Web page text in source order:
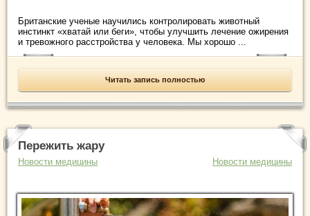
Британские ученые научились контролировать животный
инстинкт «хватай или беги», чтобы улучшить лечение ожирения
и тревожного расстройства у человека. Мы хорошо ...
Читать запись полностью
Пережить жару
Новости медицины Новости медицины